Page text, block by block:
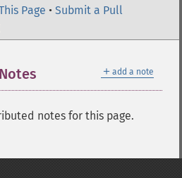
Page • Submit a Pull
＋ add a note
notes for this page.